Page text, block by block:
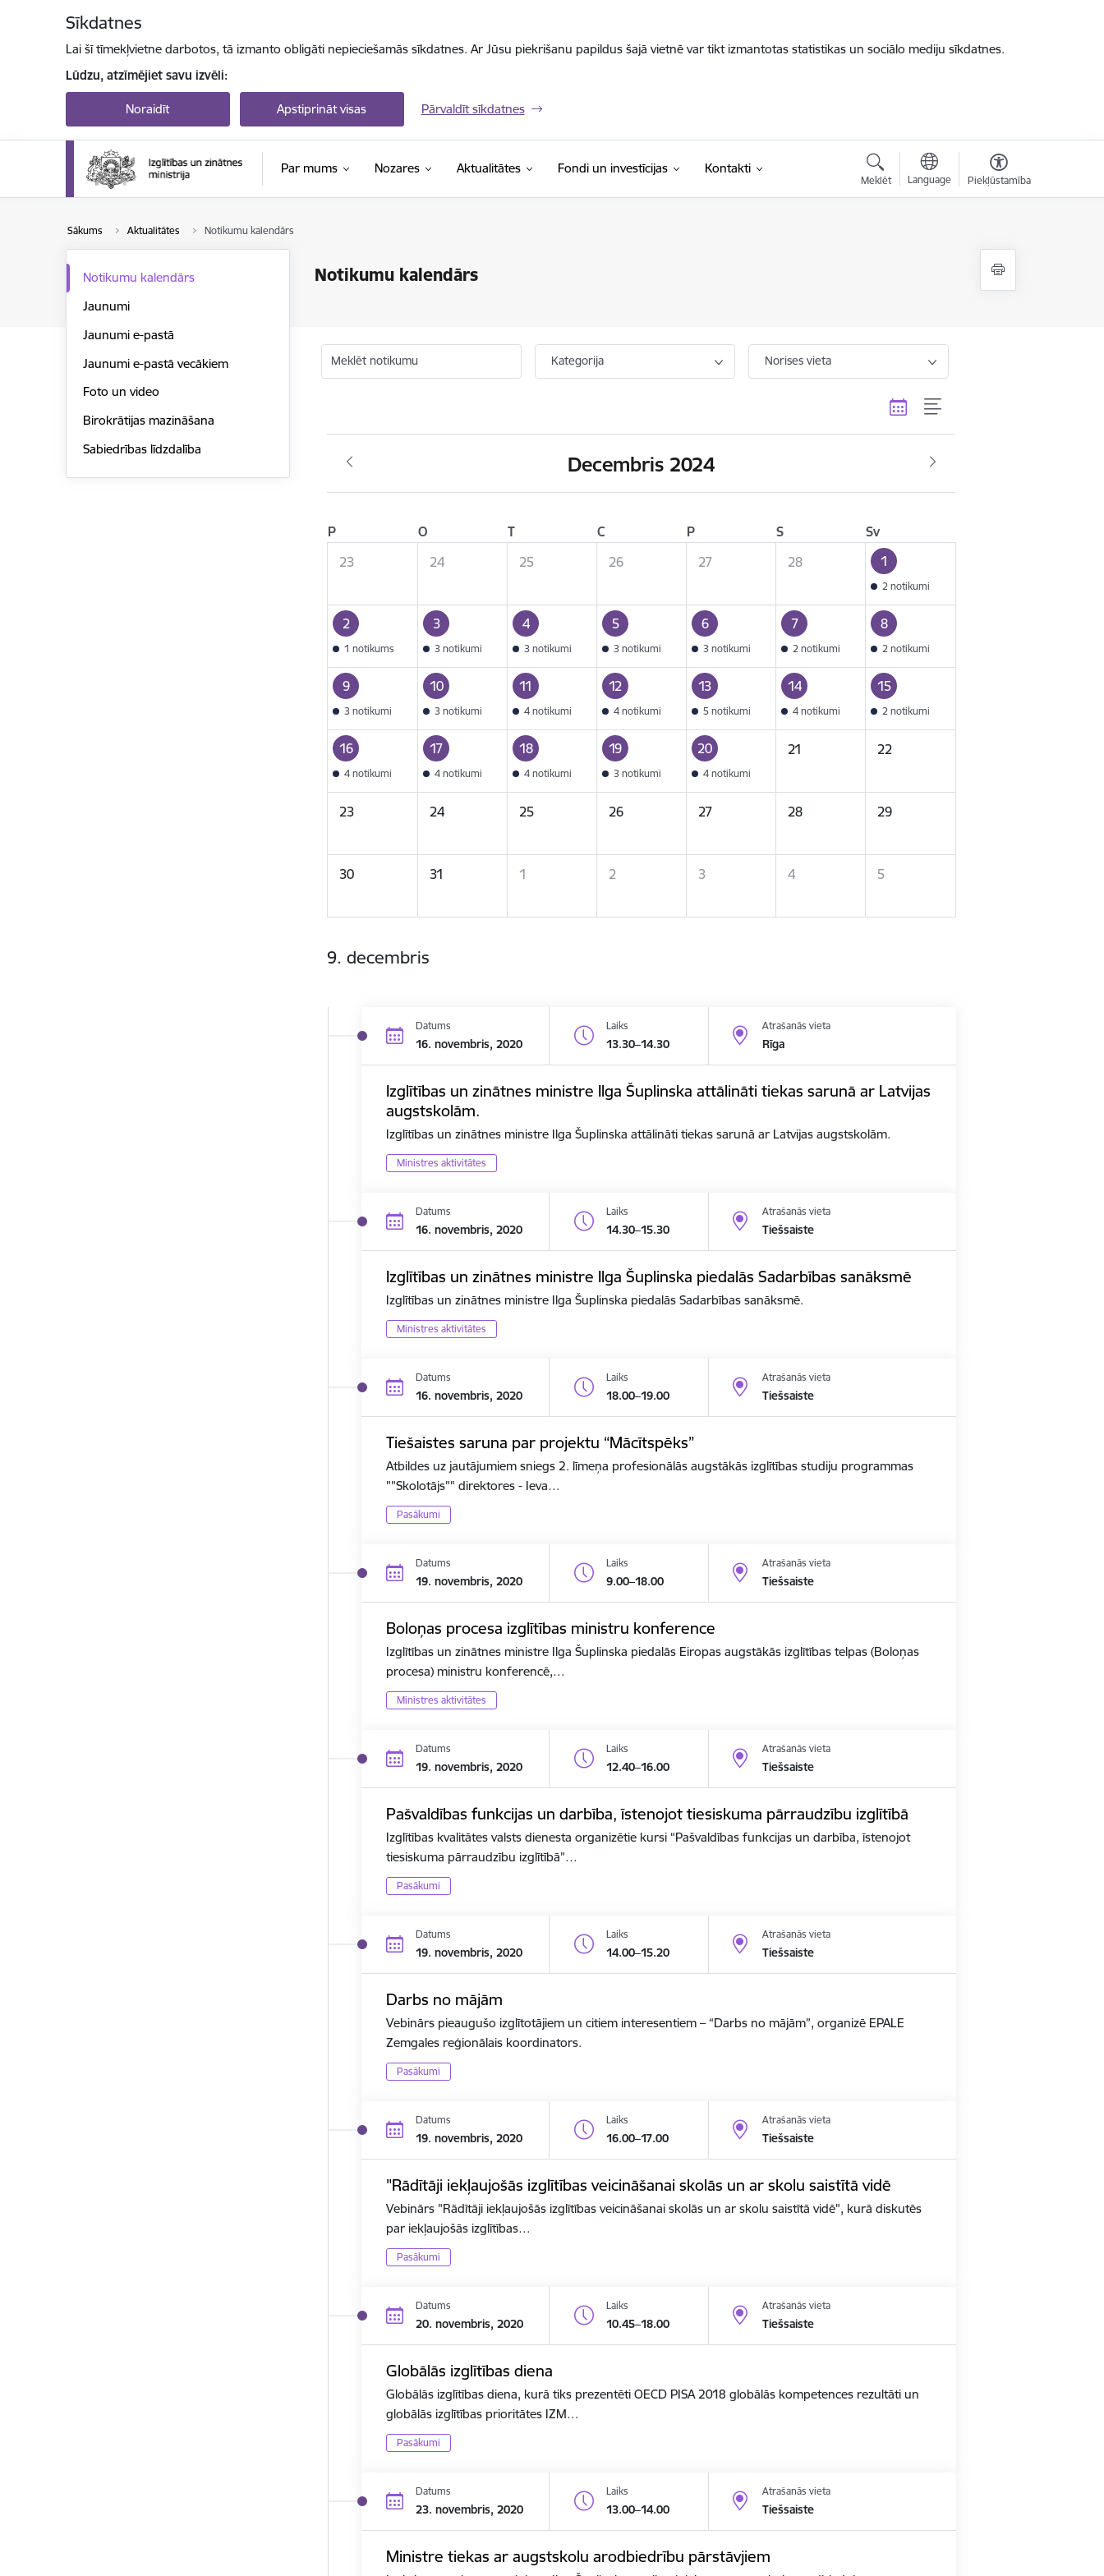
Sīkdatnes
Lai šī tīmekļvietne darbotos, tā izmanto obligāti nepieciešamās sīkdatnes. Ar Jūsu piekrišanu papildus šajā vietnē var tikt izmantotas statistikas un sociālo mediju sīkdatnes.
Lūdzu, atzīmējiet savu izvēli:
Noraidīt Apstiprināt visas Pārvaldīt sīkdatnes
Par mums Nozares Aktualitātes Fondi un investīcijas Kontakti
Meklēt Language Piekļūstamība
Sākums Aktualitātes Notikumu kalendārs
Notikumu kalendārs
Notikumu kalendārs
Jaunumi
Jaunumi e-pastā
Jaunumi e-pastā vecākiem
Foto un video
Birokrātijas mazināšana
Sabiedrības līdzdalība
Meklēt notikumu Kategorija Norises vieta
Decembris 2024
P O T C P S
Sv
23
24 25 26 27 28 1
2 notikumi
2
1 notikums
3
3 notikumi
4
3 notikumi
5
3 notikumi
6
3 notikumi
7
2 notikumi
8
2 notikumi
9
3 notikumi
10
3 notikumi
11
4 notikumi
12
4 notikumi
13
5 notikumi
14
4 notikumi
15
2 notikumi
16
4 notikumi
17
4 notikumi
18
4 notikumi
19
3 notikumi
20
4 notikumi
21 22
23 24 25 26 27 28 29
30 31 1 2 3 4 5
9. decembris
Datums
16. novembris, 2020
Laiks
13.30–14.30
Atrašanās vieta
Rīga
Izglītības un zinātnes ministre Ilga Šuplinska attālināti tiekas sarunā ar Latvijas
augstskolām.
Izglītības un zinātnes ministre Ilga Šuplinska attālināti tiekas sarunā ar Latvijas augstskolām.
Ministres aktivitātes
Datums
16. novembris, 2020
Laiks
14.30–15.30
Atrašanās vieta
Tiešsaiste
Izglītības un zinātnes ministre Ilga Šuplinska piedalās Sadarbības sanāksmē
Izglītības un zinātnes ministre Ilga Šuplinska piedalās Sadarbības sanāksmē.
Ministres aktivitātes
Datums
16. novembris, 2020
Laiks
18.00–19.00
Atrašanās vieta
Tiešsaiste
Tiešaistes saruna par projektu “Mācītspēks”
Atbildes uz jautājumiem sniegs 2. līmeņa profesionālās augstākās izglītības studiju programmas
""Skolotājs"" direktores - Ieva…
Pasākumi
Datums
19. novembris, 2020
Laiks
9.00–18.00
Atrašanās vieta
Tiešsaiste
Boloņas procesa izglītības ministru konference
Izglītības un zinātnes ministre Ilga Šuplinska piedalās Eiropas augstākās izglītības telpas (Boloņas
procesa) ministru konferencē,…
Ministres aktivitātes
Datums
19. novembris, 2020
Laiks
12.40–16.00
Atrašanās vieta
Tiešsaiste
Pašvaldības funkcijas un darbība, īstenojot tiesiskuma pārraudzību izglītībā
Izglītības kvalitātes valsts dienesta organizētie kursi “Pašvaldības funkcijas un darbība, īstenojot
tiesiskuma pārraudzību izglītībā”…
Pasākumi
Datums
19. novembris, 2020
Laiks
14.00–15.20
Atrašanās vieta
Tiešsaiste
Darbs no mājām
Vebinārs pieaugušo izglītotājiem un citiem interesentiem – “Darbs no mājām”, organizē EPALE
Zemgales reģionālais koordinators.
Pasākumi
Datums
19. novembris, 2020
Laiks
16.00–17.00
Atrašanās vieta
Tiešsaiste
"Rādītāji iekļaujošās izglītības veicināšanai skolās un ar skolu saistītā vidē
Vebinārs "Rādītāji iekļaujošās izglītības veicināšanai skolās un ar skolu saistītā vidē", kurā diskutēs
par iekļaujošās izglītības…
Pasākumi
Datums
20. novembris, 2020
Laiks
10.45–18.00
Atrašanās vieta
Tiešsaiste
Globālās izglītības diena
Globālās izglītības diena, kurā tiks prezentēti OECD PISA 2018 globālās kompetences rezultāti un
globālās izglītības prioritātes IZM…
Pasākumi
Datums
23. novembris, 2020
Laiks
13.00–14.00
Atrašanās vieta
Tiešsaiste
Ministre tiekas ar augstskolu arodbiedrību pārstāvjiem